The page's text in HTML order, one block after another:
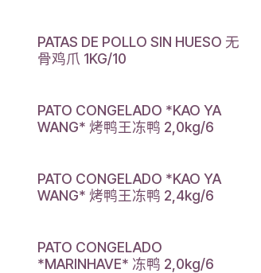
PATAS DE POLLO SIN HUESO 无
骨鸡爪 1KG/10
PATO CONGELADO *KAO YA
WANG* 烤鸭王冻鸭 2,0kg/6
PATO CONGELADO *KAO YA
WANG* 烤鸭王冻鸭 2,4kg/6
PATO CONGELADO
*MARINHAVE* 冻鸭 2,0kg/6